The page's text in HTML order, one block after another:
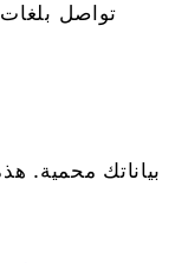
تواصل
بياناتك محمية.